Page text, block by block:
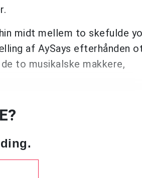
midt mellem to skefulde
af AySays efterhånden
to musikalske makkere,